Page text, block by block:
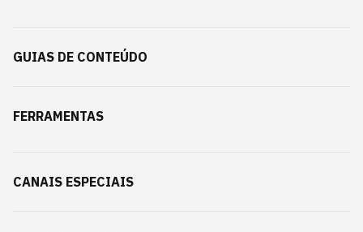
GUIAS DE CONTEÚDO
FERRAMENTAS
CANAIS ESPECIAIS